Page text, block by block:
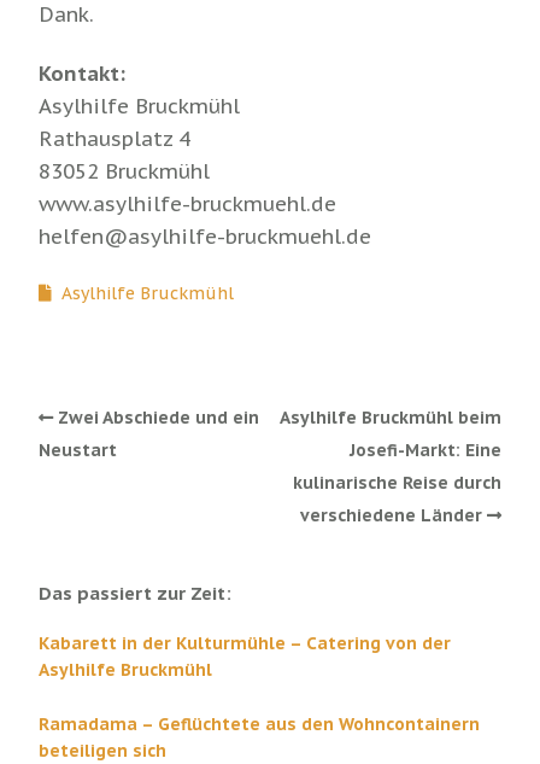
Dank.
Kontakt:
Asylhilfe Bruckmühl
Rathausplatz 4
83052 Bruckmühl
www.asylhilfe-bruckmuehl.de
helfen@asylhilfe-bruckmuehl.de
Asylhilfe Bruckmühl
Zwei Abschiede und ein
Neustart
Asylhilfe Bruckmühl beim
Josefi-Markt: Eine
kulinarische Reise durch
verschiedene Länder
Das passiert zur Zeit:
Kabarett in der Kulturmühle – Catering von der
Asylhilfe Bruckmühl
Ramadama – Geflüchtete aus den Wohncontainern
beteiligen sich